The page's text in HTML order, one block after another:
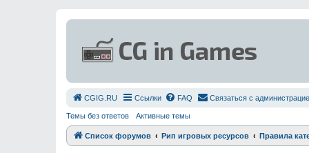
СGIG.RU Ссылки FAQ Связаться с
Темы без ответов Активные темы
Список форумов Рип игровых ресурсов Правила